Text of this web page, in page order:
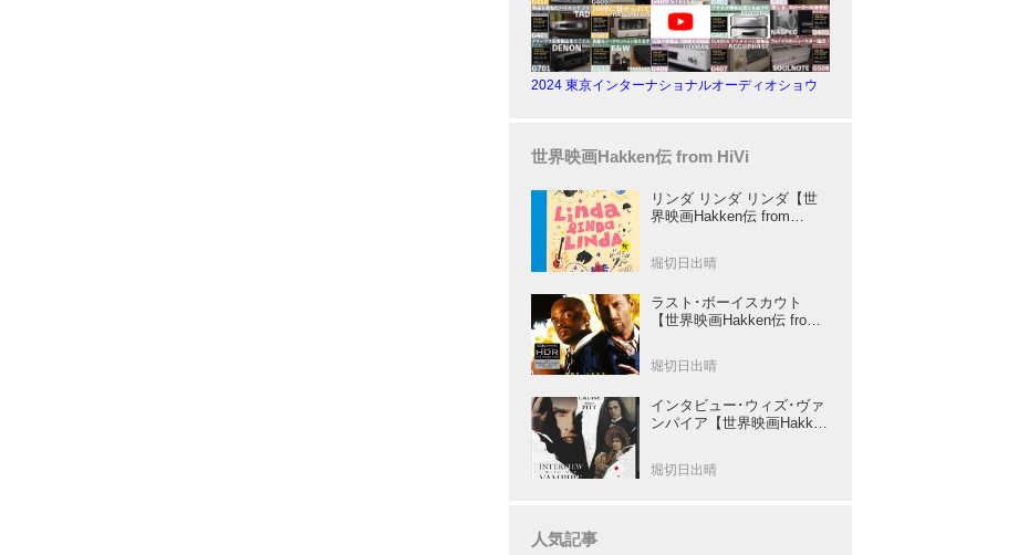
2024 東京インターナショナルオーディオショウ
世界映画Hakken伝 from HiVi
リンダ リンダ リンダ【世
界映画Hakken伝 from
傑作青春学園ストーリー！
堀切日出晴
ラスト･ボーイスカウト
【世界映画Hakken伝 from
が放つ負け犬アクションの
堀切日出晴
インタビュー･ウィズ･ヴァ
ンパイア【世界映画Hakken
督吸血鬼ホラー
堀切日出晴
人気記事